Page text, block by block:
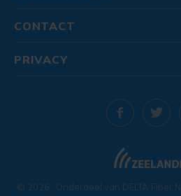
CONTACT
© 2026 . Onderdeel van DELTA Fiber
PRIVACY